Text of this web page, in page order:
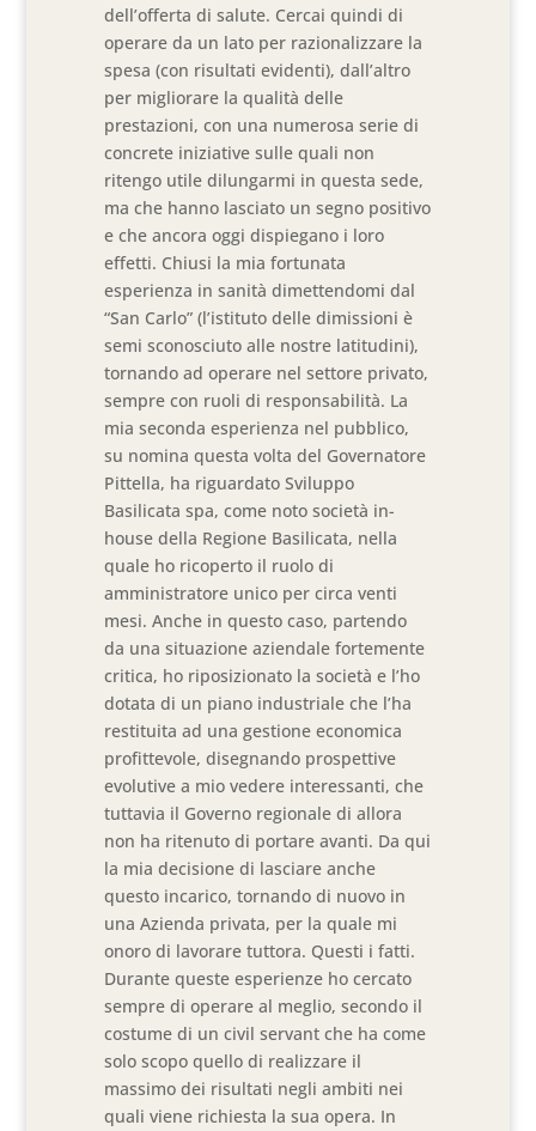
dell’offerta di salute. Cercai quindi di
operare da un lato per razionalizzare la
spesa (con risultati evidenti), dall’altro
per migliorare la qualità delle
prestazioni, con una numerosa serie di
concrete iniziative sulle quali non
ritengo utile dilungarmi in questa sede,
ma che hanno lasciato un segno positivo
e che ancora oggi dispiegano i loro
effetti. Chiusi la mia fortunata
esperienza in sanità dimettendomi dal
“San Carlo” (l’istituto delle dimissioni è
semi sconosciuto alle nostre latitudini),
tornando ad operare nel settore privato,
sempre con ruoli di responsabilità. La
mia seconda esperienza nel pubblico,
su nomina questa volta del Governatore
Pittella, ha riguardato Sviluppo
Basilicata spa, come noto società in-
house della Regione Basilicata, nella
quale ho ricoperto il ruolo di
amministratore unico per circa venti
mesi. Anche in questo caso, partendo
da una situazione aziendale fortemente
critica, ho riposizionato la società e l’ho
dotata di un piano industriale che l’ha
restituita ad una gestione economica
profittevole, disegnando prospettive
evolutive a mio vedere interessanti, che
tuttavia il Governo regionale di allora
non ha ritenuto di portare avanti. Da qui
la mia decisione di lasciare anche
questo incarico, tornando di nuovo in
una Azienda privata, per la quale mi
onoro di lavorare tuttora. Questi i fatti.
Durante queste esperienze ho cercato
sempre di operare al meglio, secondo il
costume di un civil servant che ha come
solo scopo quello di realizzare il
massimo dei risultati negli ambiti nei
quali viene richiesta la sua opera. In